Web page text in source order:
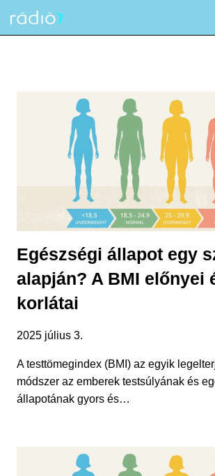
Egészségi állapot egy
alapján? A BMI előnyei
korlátai
2025 július 3.
A testtömegindex (BMI) az egyik
módszer az emberek testsúlyának és
állapotának gyors és…